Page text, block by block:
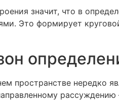
значит, что в
Это формирует
пространстве нередко